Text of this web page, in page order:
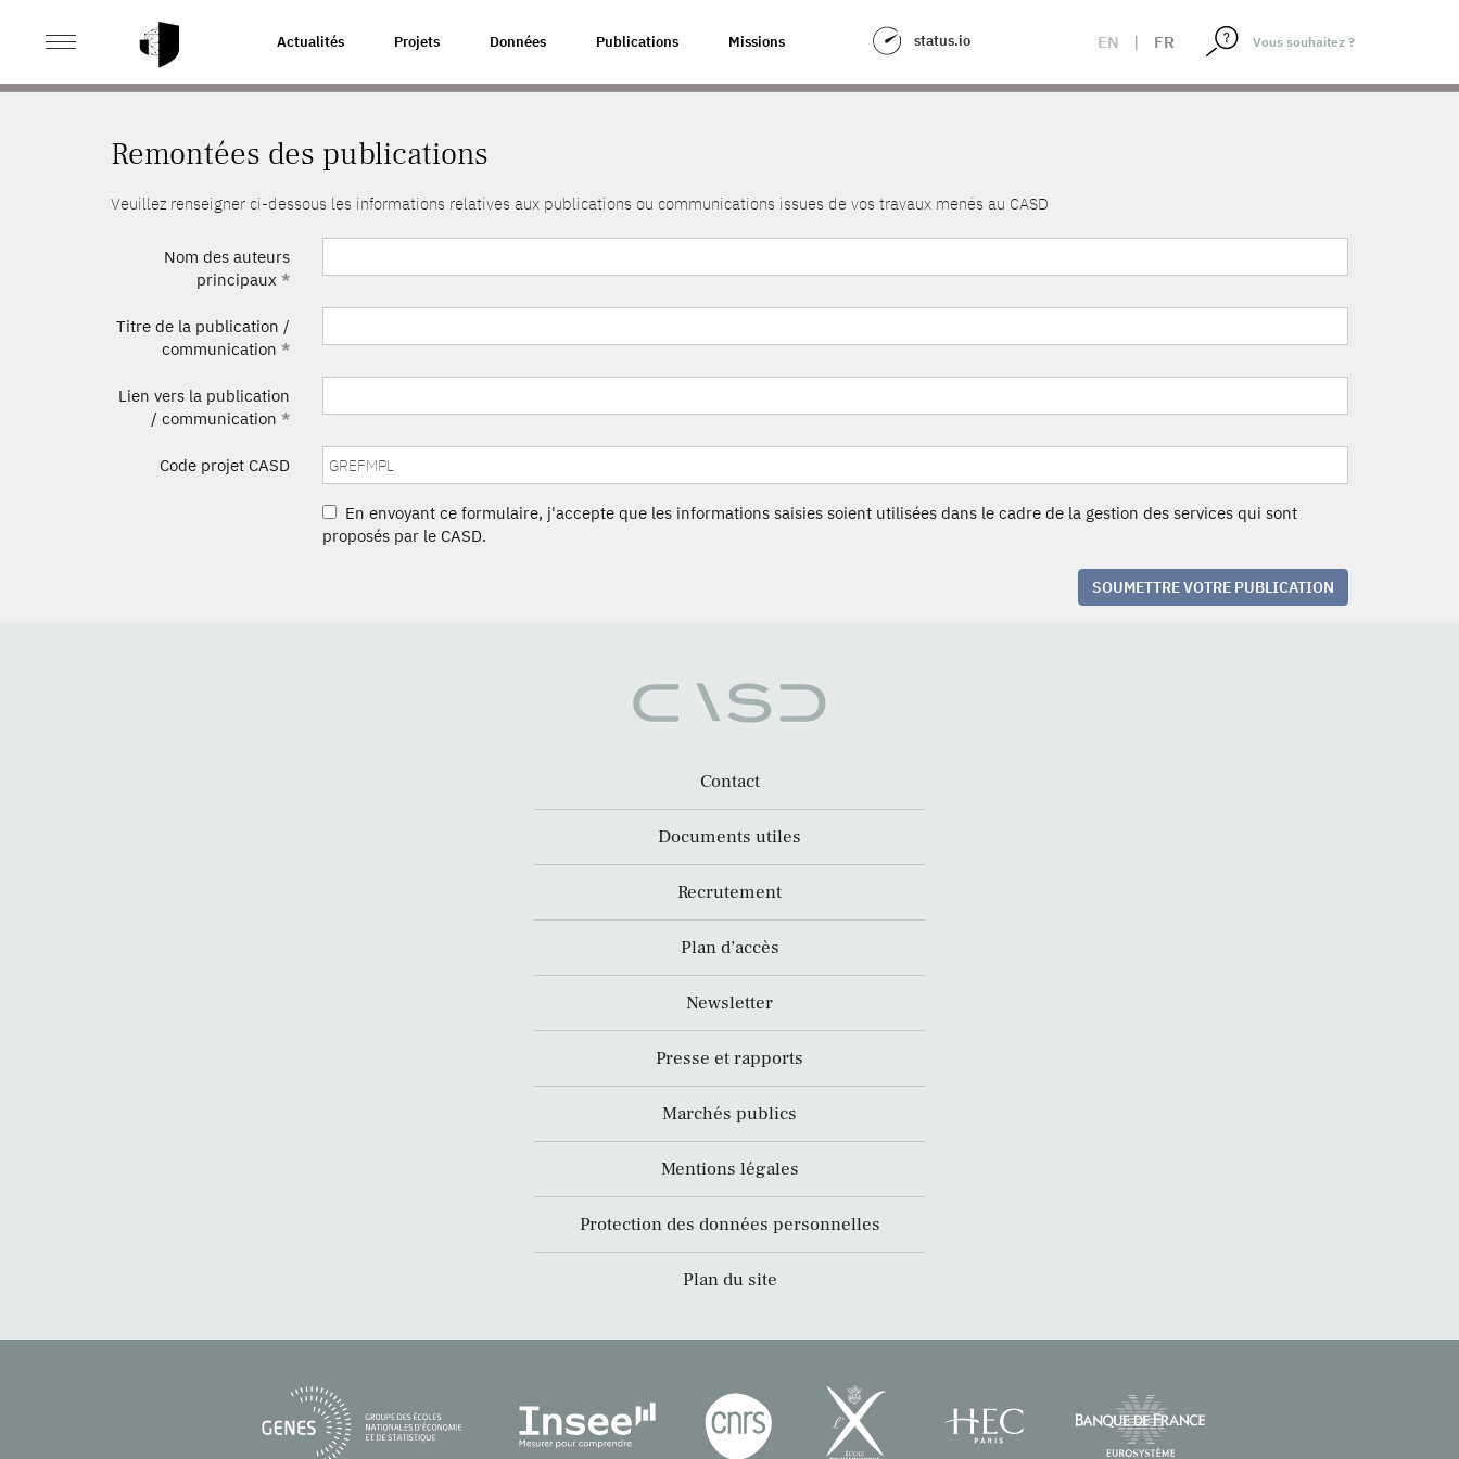
Actualités Projets Données Publications Missions status.io EN | FR
ACCUEIL REMONTÉES DES PUBLICATIONS
Remontées des publications
Veuillez renseigner ci-dessous les informations relatives aux publications ou communications issues de vos travaux menés au CASD
Nom des auteurs
principaux *
Titre de la publication /
communication *
Lien vers la publication
/ communication *
Code projet CASD
En envoyant ce formulaire, j'accepte que les informations saisies soient utilisées dans le cadre de la gestion des services qui sont
proposés par le CASD.
SOUMETTRE VOTRE PUBLICATION
Contact
Documents utiles
Recrutement
Plan d’accès
Newsletter
Presse et rapports
Marchés publics
Mentions légales
Protection des données personnelles
Plan du site